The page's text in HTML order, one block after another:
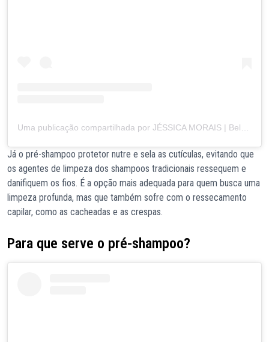
Uma publicação compartilhada por JÉSSICA MORAIS | Beleza • Maternidade • Lifestyle (@jessicamoorais)
Já o pré-shampoo protetor nutre e sela as cutículas, evitando que
os agentes de limpeza dos shampoos tradicionais ressequem e
danifiquem os fios. É a opção mais adequada para quem busca uma
limpeza profunda, mas que também sofre com o ressecamento
capilar, como as cacheadas e as crespas.
Para que serve o pré-shampoo?